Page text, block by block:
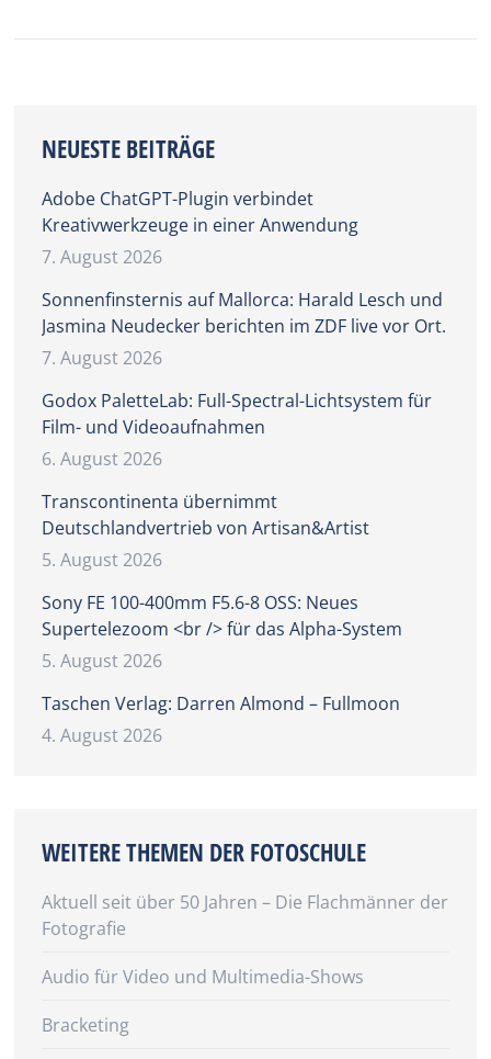
NEUESTE BEITRÄGE
Adobe ChatGPT-Plugin verbindet
Kreativwerkzeuge in einer Anwendung
7. August 2026
Sonnenfinsternis auf Mallorca: Harald Lesch und
Jasmina Neudecker berichten im ZDF live vor Ort.
7. August 2026
Godox PaletteLab: Full-Spectral-Lichtsystem für
Film- und Videoaufnahmen
6. August 2026
Transcontinenta übernimmt
Deutschlandvertrieb von Artisan&Artist
5. August 2026
Sony FE 100-400mm F5.6-8 OSS: Neues
Supertelezoom <br /> für das Alpha-System
5. August 2026
Taschen Verlag: Darren Almond – Fullmoon
4. August 2026
WEITERE THEMEN DER FOTOSCHULE
Aktuell seit über 50 Jahren – Die Flachmänner der
Fotografie
Audio für Video und Multimedia-Shows
Bracketing